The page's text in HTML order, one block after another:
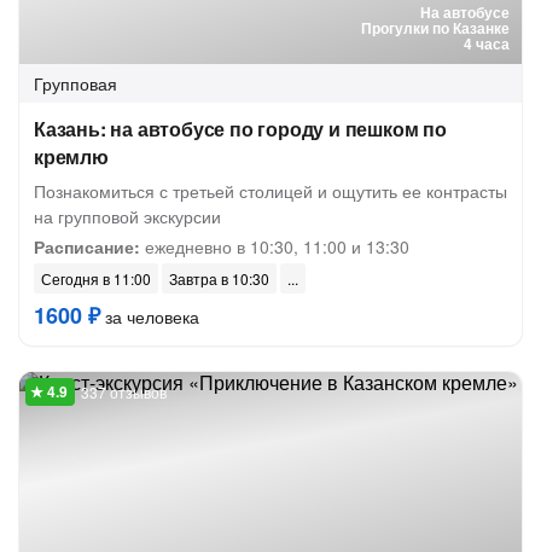
На автобусе
Прогулки по Казанке
4 часа
Групповая
Казань: на автобусе по городу и пешком по
кремлю
Познакомиться с третьей столицей и ощутить ее контрасты
на групповой экскурсии
Расписание: ежедневно в 10:30, 11:00 и 13:30
Сегодня в 11:00 Завтра в 10:30
1600 ₽за человека
337 отзывов